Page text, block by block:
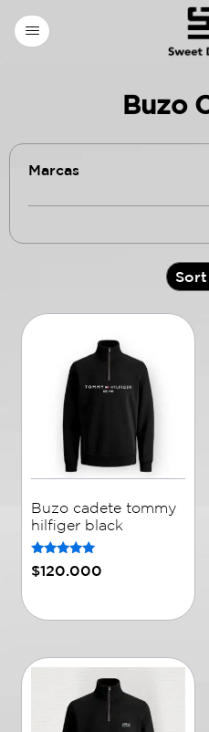
Buzo
Marcas
Buzo cadete tommy
hilfiger black
Rated
5.00
$120.000